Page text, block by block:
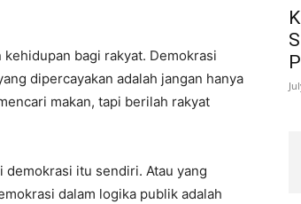
bagi rakyat. Demokrasi
dipercayakan adalah jangan hanya
makan, tapi berilah rakyat
demokrasi itu sendiri. Atau yang
dalam logika publik adalah